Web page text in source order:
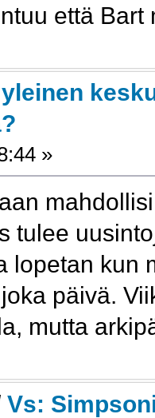
että
»
tulee
lopetan kun
päivä.
mutta
Vs: